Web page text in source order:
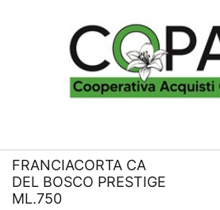
FRANCIACORTA CA
DEL BOSCO PRESTIGE
ML.750